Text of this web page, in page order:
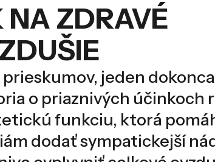
ZDRAVÉ
jeden
o priaznivých účinkoch
funkciu, ktorá
dodať sympatickejší